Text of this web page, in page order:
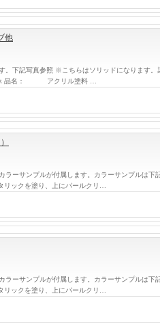
他
。下記写真参照 ※こちらはソリッドになります。
ホ 品名： アクリル塗料 …
ーサンプルが付属します。カラーサンプルは下
ックを塗り、上にパールクリ…
ーサンプルが付属します。カラーサンプルは下
ックを塗り、上にパールクリ…